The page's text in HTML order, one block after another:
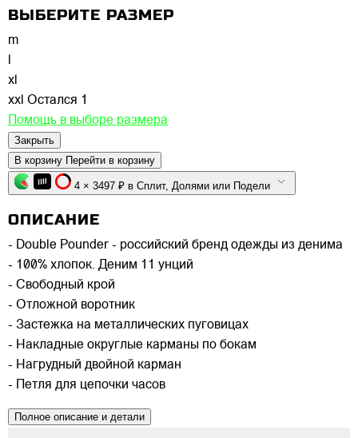
ВЫБЕРИТЕ РАЗМЕР
m
xl
xxl Остался 1
Помощь в выборе размера
Закрыть
В корзину Перейти в корзину
4 × 3497 ₽ в Сплит, Долями или Подели
ОПИСАНИЕ
- Double Pounder - российский бренд одежды из денима
- 100% хлопок. Деним 11 унций
- Свободный крой
- Отложной воротник
- Застежка на металлических пуговицах
- Накладные округлые карманы по бокам
- Нагрудный двойной карман
- Петля для цепочки часов
Полное описание и детали